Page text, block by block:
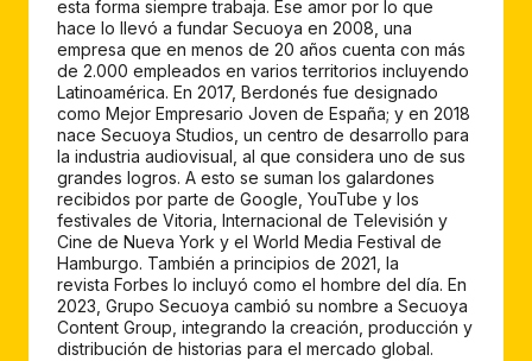
esta forma siempre trabaja. Ese amor por lo que
hace lo llevó a fundar Secuoya en 2008, una
empresa que en menos de 20 años cuenta con más
de 2.000 empleados en varios territorios incluyendo
Latinoamérica. En 2017, Berdonés fue designado
como Mejor Empresario Joven de España; y en 2018
nace Secuoya Studios, un centro de desarrollo para
la industria audiovisual, al que considera uno de sus
grandes logros. A esto se suman los galardones
recibidos por parte de Google, YouTube y los
festivales de Vitoria, Internacional de Televisión y
Cine de Nueva York y el World Media Festival de
Hamburgo. También a principios de 2021, la
revista Forbes lo incluyó como el hombre del día. En
2023, Grupo Secuoya cambió su nombre a Secuoya
Content Group, integrando la creación, producción y
distribución de historias para el mercado global.